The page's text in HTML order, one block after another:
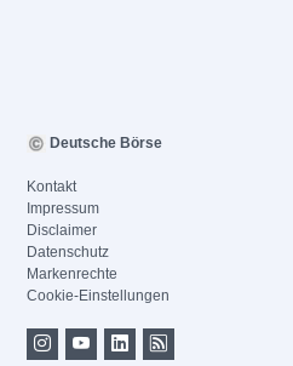
Deutsche Börse
Kontakt
Impressum
Disclaimer
Datenschutz
Markenrechte
Cookie-Einstellungen